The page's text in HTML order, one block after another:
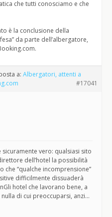
che tutti conosciamo e che
è la conclusione della
da parte dell’albergatore,
a: Albergatori, attenti a
#17041
vero: qualsiasi sito
dell’hotel la possibilità
che “qualche incomprensione”
difficilmente dissuaderà
hotel che lavorano bene, a
di cui preoccuparsi, anzi…